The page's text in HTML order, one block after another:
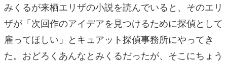
みくるが来栖エリザの小説を読んでいると、そのエリ
ザが「次回作のアイデアを見つけるために探偵として
雇ってほしい」とキュアット探偵事務所にやってき
た。おどろくあんなとみくるだったが、そこにちょう